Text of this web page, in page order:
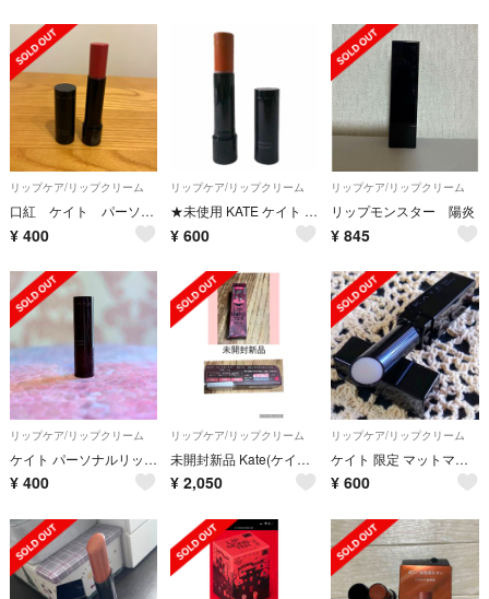
リップケア/リップクリーム
口紅 ケイト パーソナルリップクリーム07
¥ 400
リップケア/リップクリーム
★未使用 KATE ケイト パーソナルリップクリーム 06 NUDY ブラウン★
¥ 600
リップケア/リップクリーム
リップモンスター 陽炎
¥ 845
リップケア/リップクリーム
ケイト パーソナルリップクリーム 07
¥ 400
リップケア/リップクリーム
未開封新品 Kate(ケイト)リップモンスター ピンクバナナホイップ
¥ 2,050
リップケア/リップクリーム
ケイト 限定 マットマキシマイザー EX-1
¥ 600